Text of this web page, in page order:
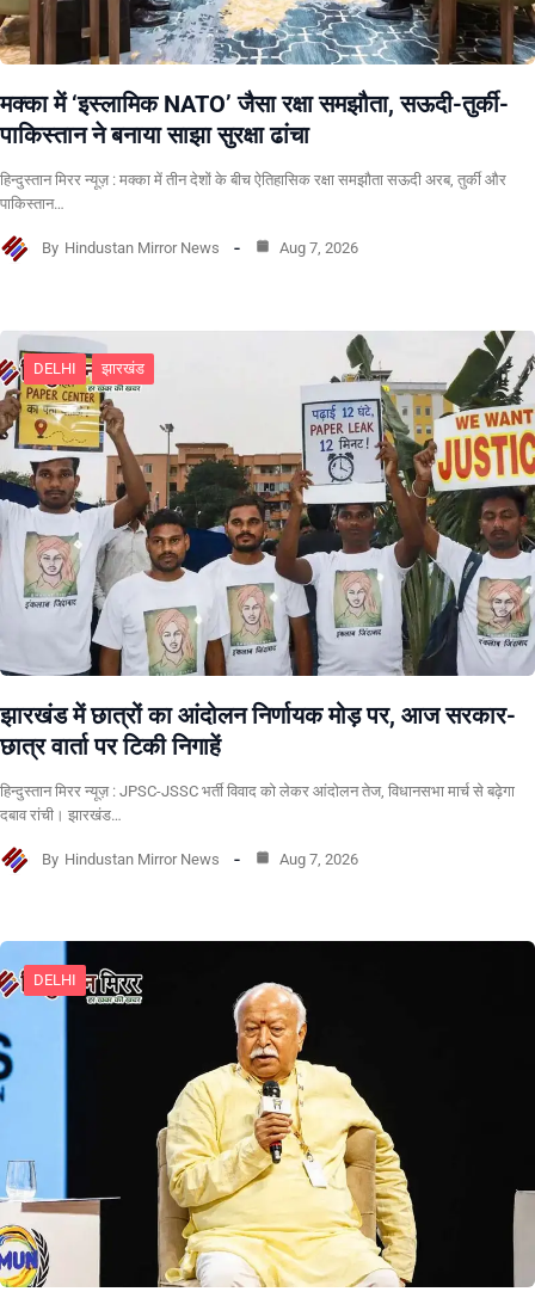
मक्का में ‘इस्लामिक NATO’ जैसा रक्षा समझौता, सऊदी-तुर्की-
पाकिस्तान ने बनाया साझा सुरक्षा ढांचा
हिन्दुस्तान मिरर न्यूज़ : मक्का में तीन देशों के बीच ऐतिहासिक रक्षा समझौता सऊदी अरब, तुर्की और
पाकिस्तान…
By Hindustan Mirror News Aug 7, 2026
DELHI झारखंड
झारखंड में छात्रों का आंदोलन निर्णायक मोड़ पर, आज सरकार-
छात्र वार्ता पर टिकी निगाहें
हिन्दुस्तान मिरर न्यूज़ : JPSC-JSSC भर्ती विवाद को लेकर आंदोलन तेज, विधानसभा मार्च से बढ़ेगा
दबाव रांची। झारखंड…
By Hindustan Mirror News Aug 7, 2026
DELHI